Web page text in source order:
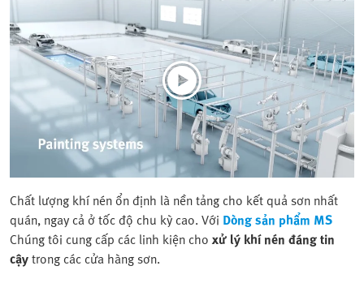
Chất lượng khí nén ổn định là nền tảng cho kết quả sơn nhất
quán, ngay cả ở tốc độ chu kỳ cao. Với Dòng sản phẩm MS
Chúng tôi cung cấp các linh kiện cho xử lý khí nén đáng tin
cậytrong các cửa hàng sơn.